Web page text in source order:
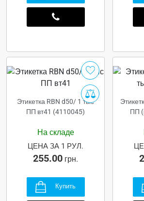
Этикетка RBN d50/ 1 тыс
ПП вт41 (4110045)
На складе
255.00 грн.
ЦЕНА ЗА 1 РУЛ.
Купить
ПП